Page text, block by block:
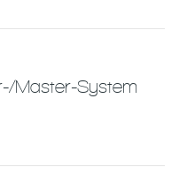
Master-System